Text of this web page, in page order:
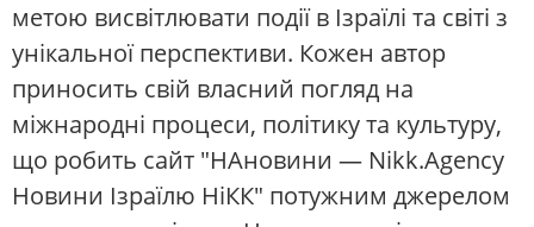
метою висвітлювати події в Ізраїлі та світі з
унікальної перспективи. Кожен автор
приносить свій власний погляд на
міжнародні процеси, політику та культуру,
що робить сайт "НАновини — Nikk.Agency
Новини Ізраїлю НіКК" потужним джерелом